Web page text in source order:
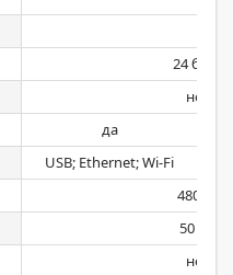
24 бита
нет
да
USB; Ethernet; Wi-Fi
480 Вт
50 дБ
нет